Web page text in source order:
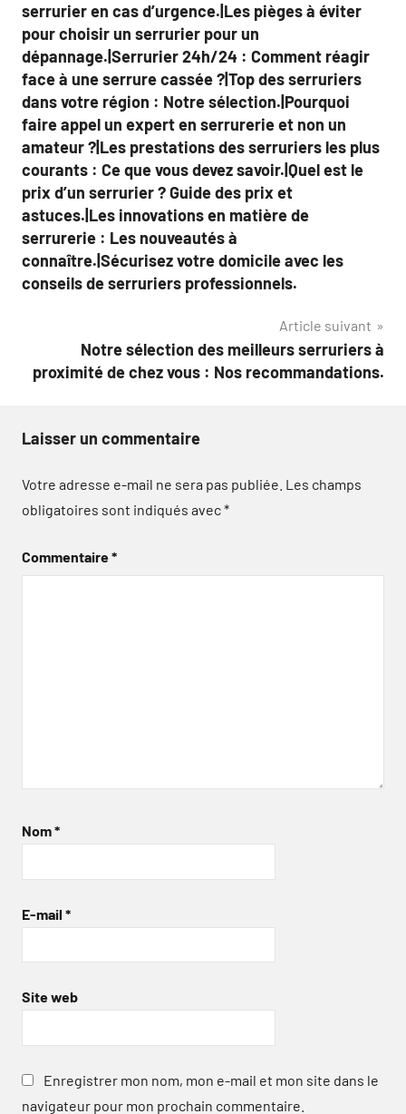
l’article
serrurier en cas d’urgence.|Les pièges à éviter
pour choisir un serrurier pour un
dépannage.|Serrurier 24h/24 : Comment réagir
face à une serrure cassée ?|Top des serruriers
dans votre région : Notre sélection.|Pourquoi
faire appel un expert en serrurerie et non un
amateur ?|Les prestations des serruriers les plus
courants : Ce que vous devez savoir.|Quel est le
prix d’un serrurier ? Guide des prix et
astuces.|Les innovations en matière de
serrurerie : Les nouveautés à
connaître.|Sécurisez votre domicile avec les
conseils de serruriers professionnels.
Article suivant
Notre sélection des meilleurs serruriers à
proximité de chez vous : Nos recommandations.
Laisser un commentaire
Votre adresse e-mail ne sera pas publiée. Les champs
obligatoires sont indiqués avec*
Commentaire*
Nom*
E-mail *
Site web
Enregistrer mon nom, mon e-mail et mon site dans le
navigateur pour mon prochain commentaire.